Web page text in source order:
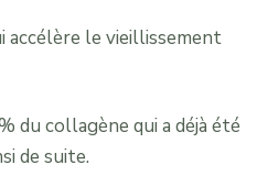
accélère le vieillissement
du collagène qui a déjà été
de suite.